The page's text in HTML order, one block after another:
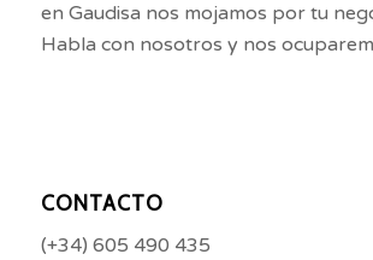
en Gaudisa nos mojamos por tu
Habla con nosotros y nos
CONTACTO
(+34) 605 490 435